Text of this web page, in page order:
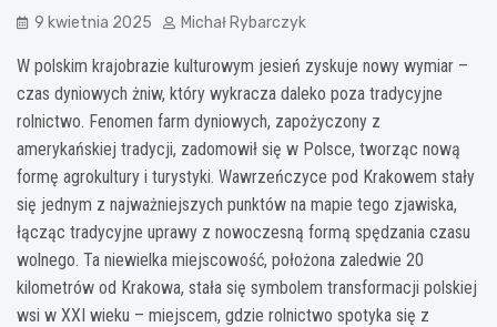
9 kwietnia 2025 Michał Rybarczyk
W polskim krajobrazie kulturowym jesień zyskuje nowy wymiar –
czas dyniowych żniw, który wykracza daleko poza tradycyjne
rolnictwo. Fenomen farm dyniowych, zapożyczony z
amerykańskiej tradycji, zadomowił się w Polsce, tworząc nową
formę agrokultury i turystyki. Wawrzeńczyce pod Krakowem stały
się jednym z najważniejszych punktów na mapie tego zjawiska,
łącząc tradycyjne uprawy z nowoczesną formą spędzania czasu
wolnego. Ta niewielka miejscowość, położona zaledwie 20
kilometrów od Krakowa, stała się symbolem transformacji polskiej
wsi w XXI wieku – miejscem, gdzie rolnictwo spotyka się z